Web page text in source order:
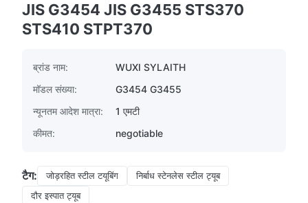
JIS G3454 JIS G3455 STS370
STS410 STPT370
ब्रांड नाम:
WUXI SYLAITH
मॉडल संख्या:
G3454 G3455
न्यूनतम आदेश मात्रा:
1 एमटी
कीमत:
negotiable
टैग: जोड़रहित स्टील टयूबिंग
निर्बाध स्टेनलेस स्टील ट्यूब
दौर इस्पात ट्यूब